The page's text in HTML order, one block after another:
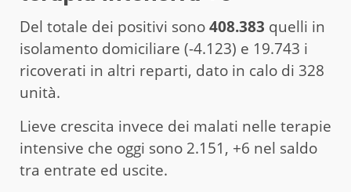
Del totale dei positivi sono408.383 quelli in
isolamento domiciliare (-4.123) e 19.743 i
ricoverati in altri reparti, dato in calo di 328
unità.
Lieve crescita invece dei malati nelle terapie
intensive che oggi sono 2.151, +6 nel saldo
tra entrate ed uscite.